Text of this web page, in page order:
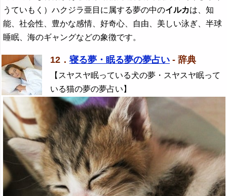
うていもく）ハクジラ亜目に属する夢の中のイルカは、知
能、社会性、豊かな感情、好奇心、自由、美しい泳ぎ、半球
睡眠、海のギャングなどの象徴です。
12．寝る夢・眠る夢の夢占い - 辞典
【スヤスヤ眠っている犬の夢・スヤスヤ眠って
いる猫の夢の夢占い】